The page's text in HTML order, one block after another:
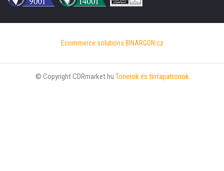
Ecommerce solutions BINARGON.cz
© Copyright CDRmarket.hu Tonerok és tintapatronok